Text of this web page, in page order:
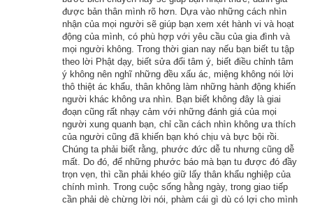
cân vàng do mẹ để lại, rồi chọn ngày lành tháng tốt sửa soạn
hành trang lên đường.
Hai người đi bộ trên một quãng đường khá xa, vượt qua
những đỉnh núi cao chót vót. Trên đường đi họ gặp rất ít
người, cũng chẳng ai kết bạn đồng hành với họ. Trước mặt họ
là một dải đất mênh mông hoang vắng, tịch lặng.
Khi hai người đến một vùng thâm sơn hoang vu, người anh
bỗng khởi lên một niệm ác trong tâm: Hay là mình giết thằng
em này đi, đoạt lấy vàng của nó? Nếu số vốn được nhân lên
làm đôi thì công việc buôn bán chắc chắn sẽ thuận lợi hơn, và
được bản thân mình rõ hơn. Dựa vào những cách nhìn
nhận của mọi người sẽ giúp bạn xem xét hành vi và hoạt
động của mình, có phù hợp với yêu cầu của gia đình và
mọi người không. Trong thời gian nay nếu bạn biết tu tập
theo lời Phật dạy, biết sửa đổi tâm ý, biết điều chỉnh tâm
ý không nên nghĩ những đều xấu ác, miệng không nói lời
thô thiệt ác khẩu, thân không làm những hành động khiến
người khác không ưa nhìn. Bạn biết không đây là giai
đoạn cũng rất nhạy cảm với những đánh giá của mọi
người xung quanh bạn, chỉ cần cách nhìn không ưa thích
của người cũng đã khiến bạn khó chịu và bực bội rồi.
Chúng ta phải biết rằng, phước đức dễ tu nhưng cũng dễ
mất. Do đó, để những phước báo mà bạn tu được đó đầy
trọn vẹn, thì cần phải khéo giữ lấy thân khẩu nghiệp của
chính mình. Trong cuộc sống hằng ngày, trong giao tiếp
cần phải dè chừng lời nói, phàm cái gì dù có lợi cho mình